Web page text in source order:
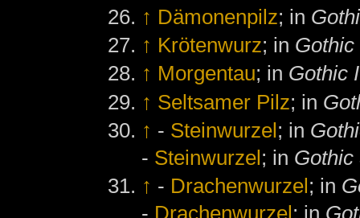
↑ Dämonenpilz; in
↑ Krötenwurz; in
↑ Morgentau; in Gothic
↑ Seltsamer Pilz; in
↑ - Steinwurzel; in
- Steinwurzel; in Gothic
↑ - Drachenwurzel; in